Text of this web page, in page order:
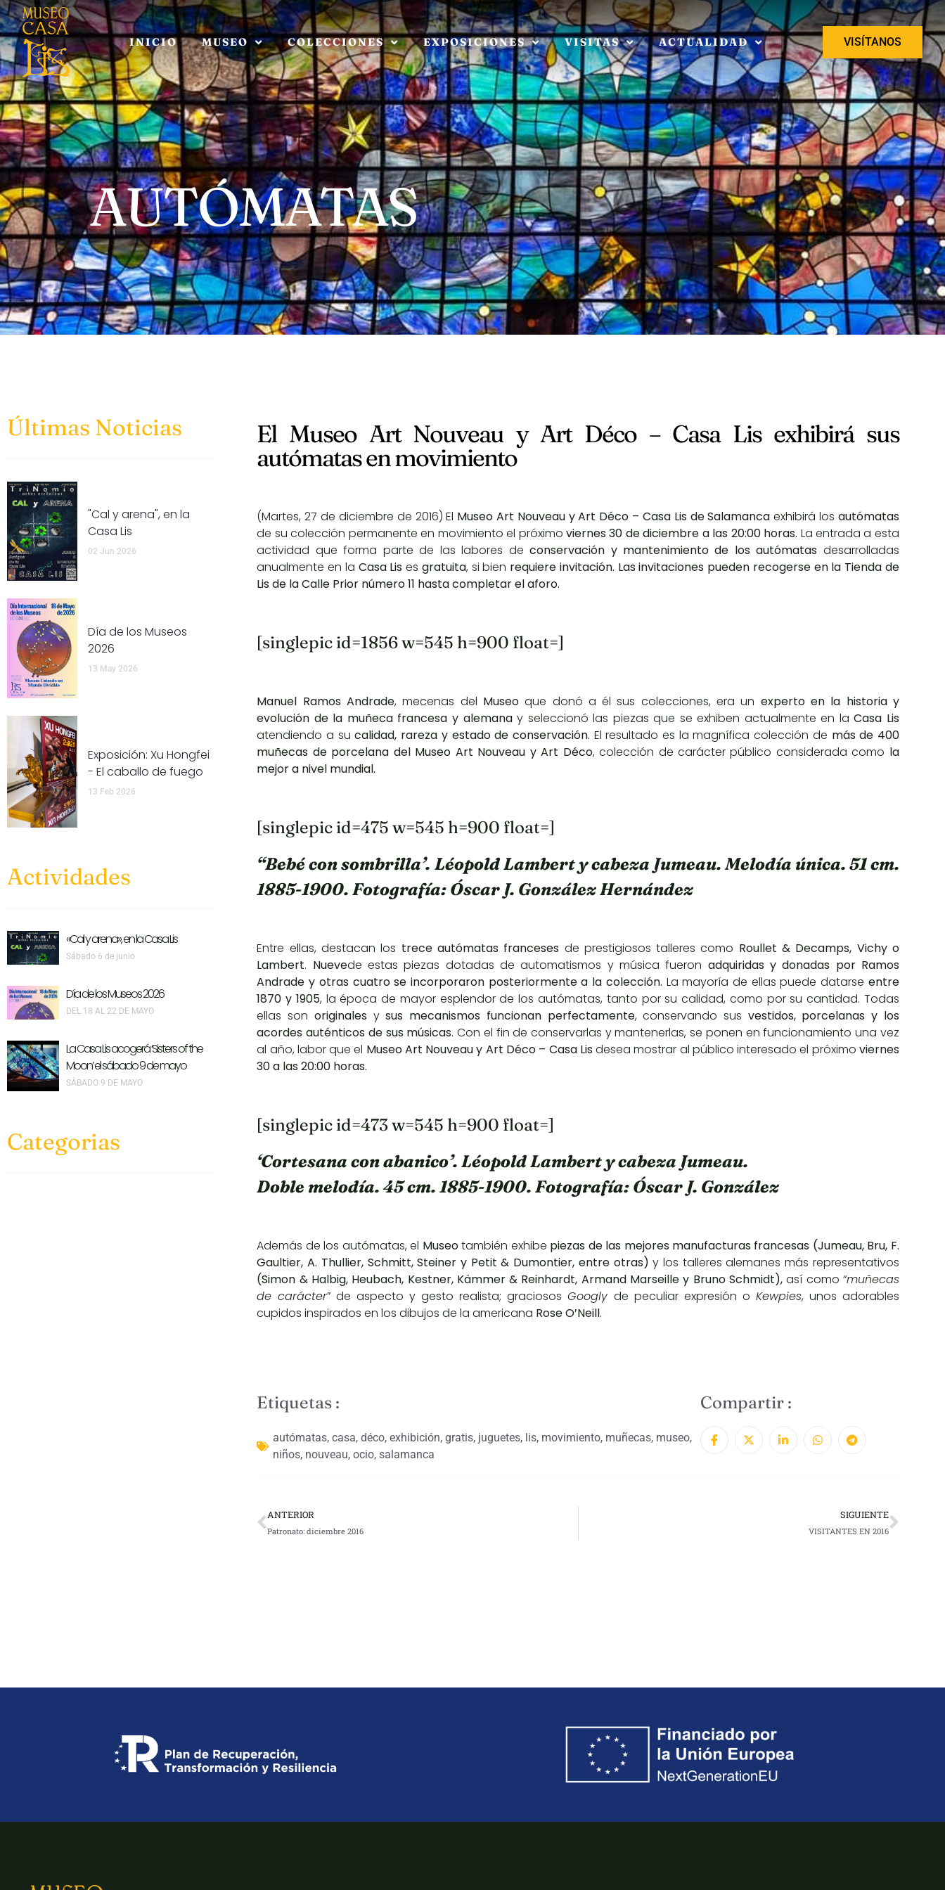
INICIO MUSEO COLECCIONES EXPOSICIONES VISITAS ACTUALIDAD VISÍTANOS
AUTÓMATAS
Últimas Noticias
"Cal y arena", en la
Casa Lis
02 Jun 2026
Día de los Museos
2026
13 May 2026
Exposición: Xu Hongfei
- El caballo de fuego
13 Feb 2026
Actividades
«Cal y arena», en la Casa Lis
Sábado 6 de junio
Día de los Museos 2026
DEL 18 AL 22 DE MAYO
La Casa Lis acogerá ‘Sisters of the
Moon’ el sábado 9 de mayo
SÁBADO 9 DE MAYO
Categorias
El Museo Art Nouveau y Art Déco – Casa Lis exhibirá sus
autómatas en movimiento
(Martes, 27 de diciembre de 2016) El Museo Art Nouveau y Art Déco – Casa Lis de Salamanca exhibirá los autómatas
de su colección permanente en movimiento el próximo viernes 30 de diciembre a las 20:00 horas. La entrada a esta
actividad que forma parte de las labores deconservación y mantenimiento de los autómatas desarrolladas
anualmente en la Casa Lises gratuita, si bien requiere invitación. Las invitaciones pueden recogerse en la Tienda de
Lis de la Calle Prior número 11 hasta completar el aforo.
[singlepic id=1856 w=545 h=900 float=]
Manuel Ramos Andrade, mecenas del Museoque donó a él sus colecciones, era un experto en la historia y
evolución de la muñeca francesa y alemanay seleccionó las piezas que se exhiben actualmente en laCasa Lis
atendiendo a sucalidad, rareza y estado de conservación. El resultado es la magnífica colección de más de 400
muñecas de porcelana del Museo Art Nouveau y Art Déco, colección de carácter público considerada como la
mejor a nivel mundial.
[singlepic id=475 w=545 h=900 float=]
‘‘Bebé con sombrilla’. Léopold Lambert y cabeza Jumeau. Melodía única. 51 cm.
1885-1900. Fotografía: Óscar J. González Hernández
Entre ellas, destacan los trece autómatas franceses de prestigiosos talleres como Roullet & Decamps, Vichy o
Lambert. Nuevede estas piezas dotadas de automatismos y música fueron adquiridas y donadas por Ramos
Andrade y otras cuatro se incorporaron posteriormente a la colección. La mayoría de ellas puede datarse entre
1870 y 1905, la época de mayor esplendor de los autómatas, tanto por su calidad, como por su cantidad. Todas
ellas son originalesysus mecanismos funcionan perfectamente, conservando sus vestidos, porcelanas y los
acordes auténticos de sus músicas. Con el fin de conservarlas y mantenerlas, se ponen en funcionamiento una vez
al año, labor que el Museo Art Nouveau y Art Déco – Casa Lisdesea mostrar al público interesado el próximo viernes
30 a las 20:00 horas.
[singlepic id=473 w=545 h=900 float=]
‘Cortesana con abanico’. Léopold Lambert y cabeza Jumeau.
Doble melodía. 45 cm. 1885-1900. Fotografía: Óscar J. González
Además de los autómatas, el Museotambién exhibe piezas de las mejores manufacturas francesas (Jumeau, Bru, F.
Gaultier, A. Thullier, Schmitt, Steiner y Petit & Dumontier, entre otras)y los talleres alemanes más representativos
(Simon & Halbig, Heubach, Kestner, Kämmer & Reinhardt, Armand Marseille y Bruno Schmidt),así como “muñecas
de carácter” de aspecto y gesto realista; graciososGooglyde peculiar expresión o Kewpies, unos adorables
cupidos inspirados en los dibujos de la americana Rose O’Neill.
Etiquetas :
autómatas,casa,déco,exhibición,gratis, juguetes, lis, movimiento, muñecas, museo,
niños, nouveau,ocio,salamanca
Compartir :
ANTERIOR
Patronato: diciembre 2016
SIGUIENTE
VISITANTES EN 2016